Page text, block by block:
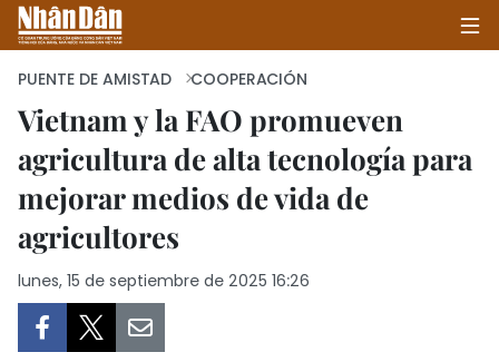
INICIO
POLÍTICA
PUENTE DE AMISTAD COOPERACIÓN
Vietnam y la FAO promueven
agricultura de alta tecnología para
mejorar medios de vida de
agricultores
lunes, 15 de septiembre de 2025 16:26